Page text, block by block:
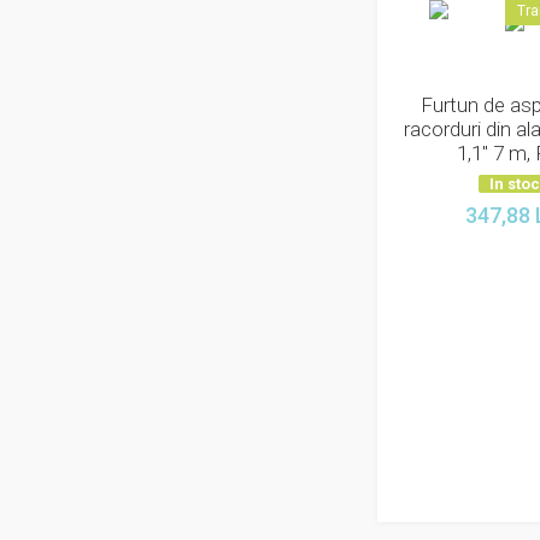
Furtun de
racorduri din
1,1" 7 m,
In stoc
347,88